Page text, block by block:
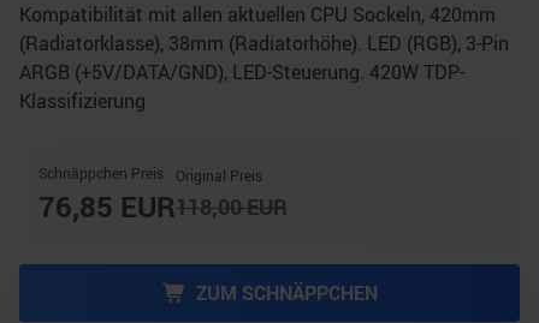
Kompatibilität mit allen aktuellen CPU Sockeln, 420mm
(Radiatorklasse), 38mm (Radiatorhöhe). LED (RGB), 3-Pin
ARGB (+5V/​DATA/​GND), LED-Steuerung. 420W TDP-
Klassifizierung
Schnäppchen Preis
76,85 EUR
Original Preis
118,00EUR
ZUM SCHNÄPPCHEN